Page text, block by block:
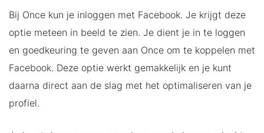
Bij Once kun je inloggen met Facebook. Je krijgt deze
optie meteen in beeld te zien. Je dient je in te loggen
en goedkeuring te geven aan Once om te koppelen met
Facebook. Deze optie werkt gemakkelijk en je kunt
daarna direct aan de slag met het optimaliseren van je
profiel.